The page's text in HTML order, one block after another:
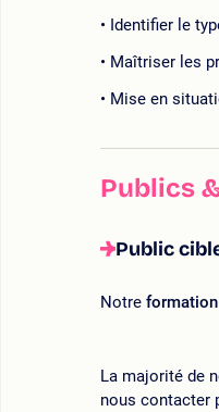
Identifier le
Maîtriser les
Mise en
Publics
Public
Notre
La majorité de
nous contacter